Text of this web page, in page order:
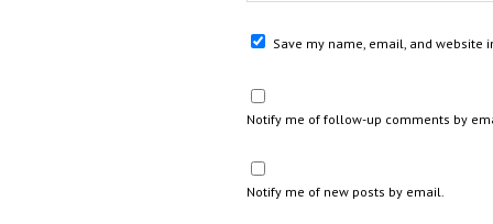
Save my name, email, and website
Notify me of follow-up comments by
Notify me of new posts by email.